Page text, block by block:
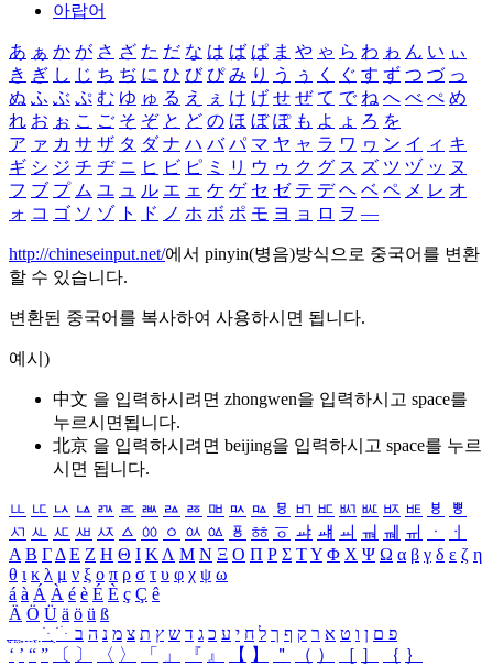
아랍어
あ ぁ か が さ ざ た だ な は ば ぱ ま や ゃ ら わ ゎ ん い ぃ
き ぎ し じ ち ぢ に ひ び ぴ み り う ぅ く ぐ す ず つ づ っ
ぬ ふ ぶ ぷ む ゆ ゅ る え ぇ け げ せ ぜ て で ね へ べ ぺ め
れ お ぉ こ ご そ ぞ と ど の ほ ぼ ぽ も よ ょ ろ を
ア ァ カ サ ザ タ ダ ナ ハ バ パ マ ヤ ャ ラ ワ ヮ ン イ ィ キ
ギ シ ジ チ ヂ ニ ヒ ビ ピ ミ リ ウ ゥ ク グ ス ズ ツ ヅ ッ ヌ
フ ブ プ ム ユ ュ ル エ ェ ケ ゲ セ ゼ テ デ ヘ ベ ペ メ レ オ
ォ コ ゴ ソ ゾ ト ド ノ ホ ボ ポ モ ヨ ョ ロ ヲ ―
http://chineseinput.net/에서 pinyin(병음)방식으로 중국어를 변환
할 수 있습니다.
변환된 중국어를 복사하여 사용하시면 됩니다.
예시)
中文 을 입력하시려면 zhongwen을 입력하시고 space를
누르시면됩니다.
北京 을 입력하시려면 beijing을 입력하시고 space를 누르
시면 됩니다.
ㅥ ㅦ ㅧ ㅨ ㅩ ㅪ ㅫ ㅬ ㅭ ㅮ ㅯ ㅰ ㅱ ㅲ ㅳ ㅴ ㅵ ㅶ ㅷ ㅸ
ㅹ
ㅺ ㅻ ㅼ ㅽ ㅾ ㅿ ㆀ ㆁ ㆂ ㆃ ㆄ ㆅ ㆆ ㆇ ㆈ ㆉ ㆊ ㆋ ㆌ ㆍ
ㆎ
Α Β ΓΔ Ε Ζ Η Θ Ι ΚΛ Μ Ν Ξ Ο Π Ρ Σ ΤΥ Φ Χ Ψ Ω α β γ δ ε ζ η
θ ι κ λ μ ν ξ ο π ρ σ τ υ φ χ ψ ω
á à Á À é è É È ç Ç ê
Ä Ö Ü ä ö ü ß
ִֶֹ ֻּ ׁׂ פ ם ן ו ט א ר ק ף ך ל ח י ע כ ג ד ש ץ ת צ מ נ ה ב
‘ ’ “ ” 〔 〕 〈 〉 「 」 『 』 【 】 ＂ （ ） ［ ］ ｛ ｝